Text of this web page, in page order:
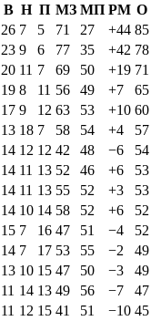
В Н П МЗ МП РМ О
26 7 5 71 27 +44 85
23 9 6 77 35 +42 78
20 11 7 69 50 +19 71
19 8 11 56 49 +7
65
17 9 12 63 53 +10 60
13 18 7 58 54 +4
57
14 12 12 42 48 −6
54
14 11 13 52 46 +6
53
14 11 13 55 52 +3
53
14 10 14 58 52 +6
52
15 7 16 47 51 −4
52
14 7 17 53 55 −2
49
13 10 15 47 50 −3
49
11 14 13 49 56 −7
47
11 12 15 41 51 −10 45